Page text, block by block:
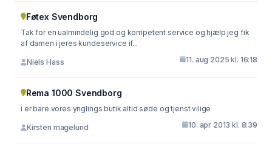
Føtex Svendborg
Tak for en ualmindelig god og kompetent service og hjælp jeg fik
af damen i jeres kundeservice if...
Niels Hass 11. aug 2025 kl. 16:18
Rema 1000 Svendborg
i er bare vores ynglings butik altid søde og tjenst vilige
Kirsten magelund 10. apr 2013 kl. 8:39